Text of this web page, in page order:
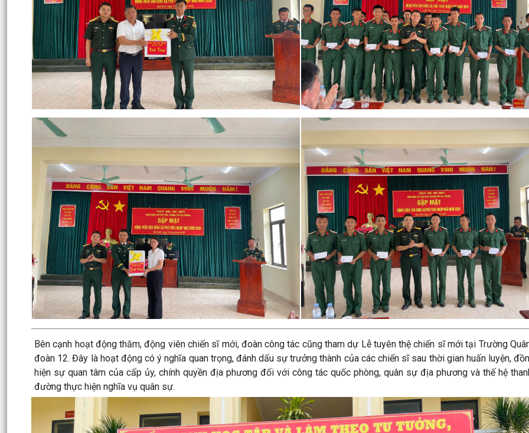
Bên cạnh hoạt động thăm, động viên chiến sĩ mới, đoàn công tác cũng tham dự Lễ tuyên thệ chiến sĩ mới tại Trường
đoàn 12. Đây là hoạt động có ý nghĩa quan trọng, đánh dấu sự trưởng thành của các chiến sĩ sau thời gian huấn luyện,
hiện sự quan tâm của cấp ủy, chính quyền địa phương đối với công tác quốc phòng, quân sự địa phương và thế hệ
đường thực hiện nghĩa vụ quân sự.